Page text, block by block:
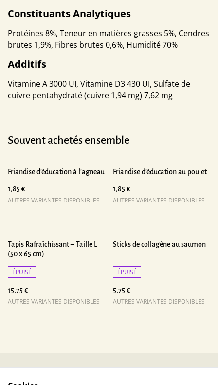
Constituants Analytiques
Protéines 8%, Teneur en matières grasses 5%, Cendres
brutes 1,9%, Fibres brutes 0,6%, Humidité 70%
Additifs
Vitamine A 3000 UI, Vitamine D3 430 UI, Sulfate de
cuivre pentahydraté (cuivre 1,94 mg) 7,62 mg
Souvent achetés ensemble
Friandise d'éducation à l'agneau
1,85 €
AUTRES VARIANTES DISPONIBLES
Friandise d'éducation au poulet
1,85 €
AUTRES VARIANTES DISPONIBLES
Tapis Rafraîchissant – Taille L
(50 x 65 cm)
ÉPUISÉ
15,75 €
AUTRES VARIANTES DISPONIBLES
Sticks de collagène au saumon
ÉPUISÉ
5,75 €
AUTRES VARIANTES DISPONIBLES